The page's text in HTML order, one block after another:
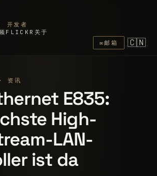
开发者
FLICKR 关于
✉邮箱 🇨🇳
资讯
E835:
High-
LAN-
ist da